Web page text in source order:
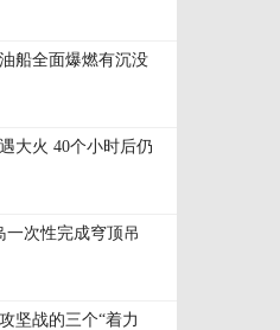
船全面爆燃有沉没
大火 40个小时后仍
一次性完成穹顶吊
坚战的三个“着力